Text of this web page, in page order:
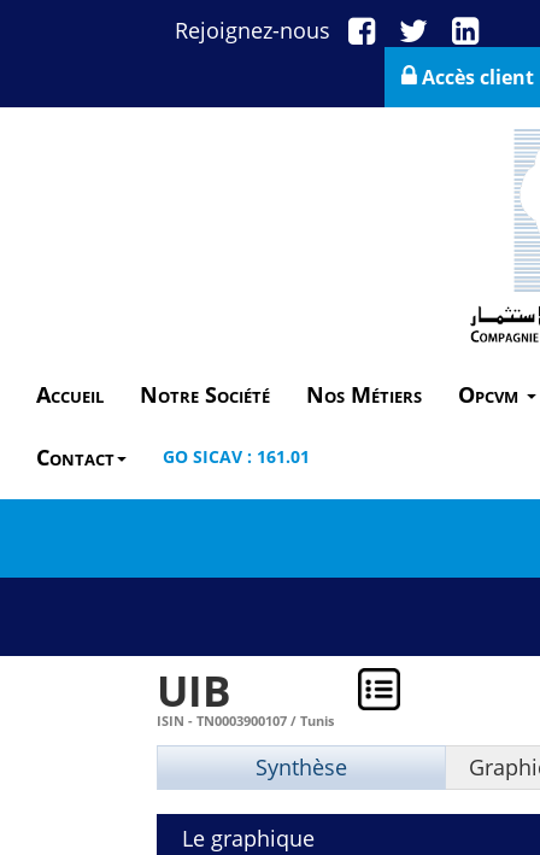
Rejoignez-nous
Accès client
Accueil Notre Société Nos Métiers Opcvm
Contact GO SICAV : 161.01
UIB
ISIN - TN0003900107 / Tunis
Synthèse
Le graphique